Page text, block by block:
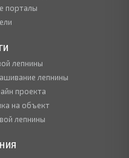
порталы
лепнины
лепнины
проекта
на объект
лепнины